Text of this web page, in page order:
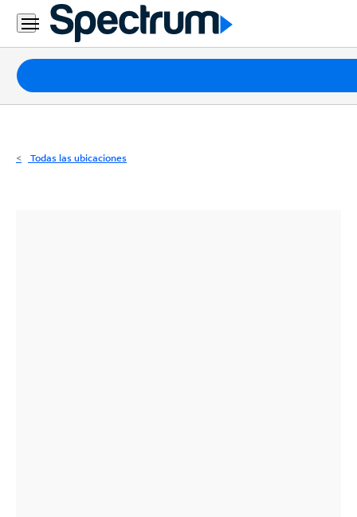
Residencial
Business
Paquetes
Internet
Todas las ubicaciones